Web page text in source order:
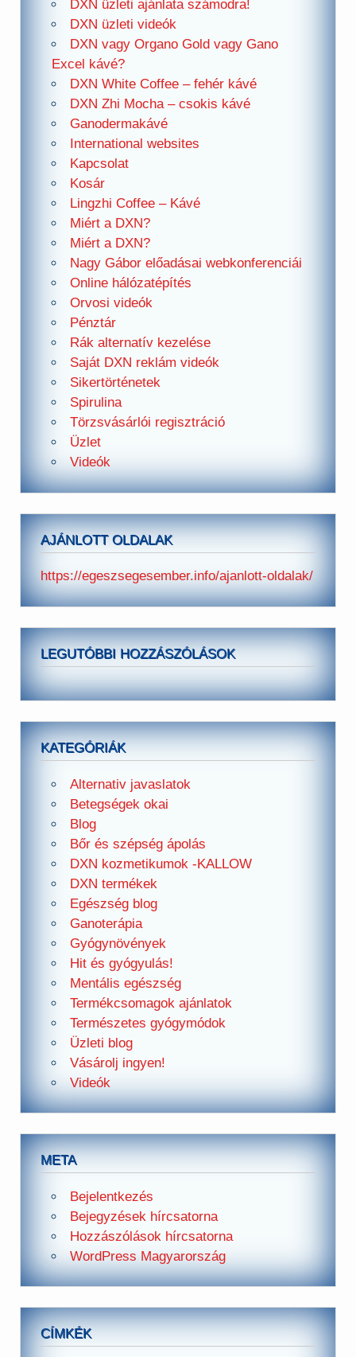
DXN üzleti ajánlata számodra!
DXN üzleti videók
DXN vagy Organo Gold vagy Gano
Excel kávé?
DXN White Coffee – fehér kávé
DXN Zhi Mocha – csokis kávé
Ganodermakávé
International websites
Kapcsolat
Kosár
Lingzhi Coffee – Kávé
Miért a DXN?
Miért a DXN?
Nagy Gábor előadásai webkonferenciái
Online hálózatépítés
Orvosi videók
Pénztár
Rák alternatív kezelése
Saját DXN reklám videók
Sikertörténetek
Spirulina
Törzsvásárlói regisztráció
Üzlet
Videók
AJÁNLOTT OLDALAK
https://egeszsegesember.info/ajanlott-oldalak/
LEGUTÓBBI HOZZÁSZÓLÁSOK
KATEGÓRIÁK
Alternativ javaslatok
Betegségek okai
Blog
Bőr és szépség ápolás
DXN kozmetikumok -KALLOW
DXN termékek
Egészség blog
Ganoterápia
Gyógynövények
Hit és gyógyulás!
Mentális egészség
Termékcsomagok ajánlatok
Természetes gyógymódok
Üzleti blog
Vásárolj ingyen!
Videók
META
Bejelentkezés
Bejegyzések hírcsatorna
Hozzászólások hírcsatorna
WordPress Magyarország
CÍMKÉK